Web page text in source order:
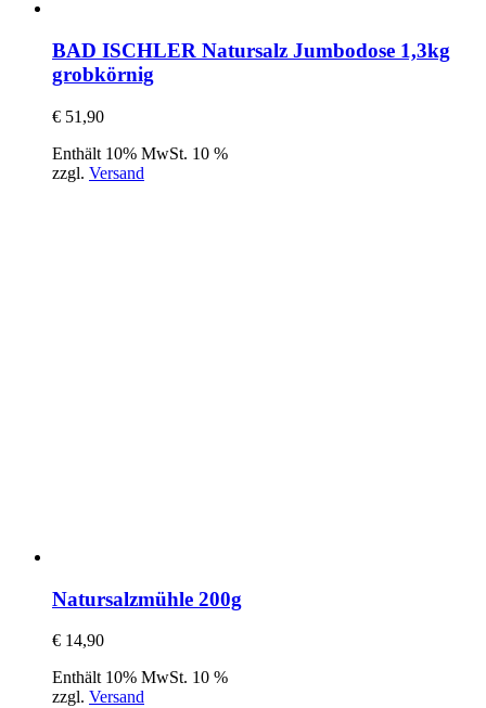
BAD ISCHLER Natursalz Jumbodose 1,3kg
grobkörnig
€ 51,90
Enthält 10% MwSt. 10 %
zzgl. Versand
Natursalzmühle 200g
€ 14,90
Enthält 10% MwSt. 10 %
zzgl. Versand